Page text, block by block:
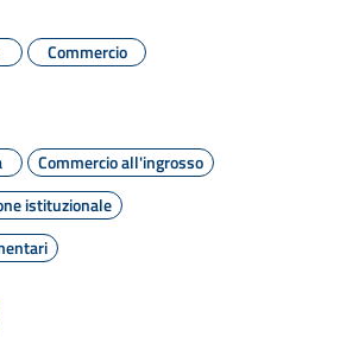
Commercio
Commercio all'ingrosso
istituzionale